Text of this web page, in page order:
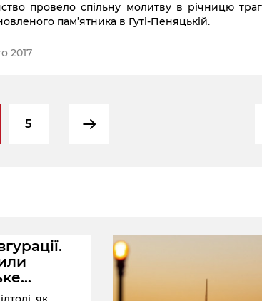
провело спільну молитву в річницю
пам’ятника в Гуті-Пеняцькій.
2017
5